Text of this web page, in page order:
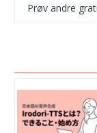
Prøv andre